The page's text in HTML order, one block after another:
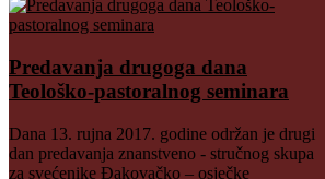
Predavanja drugoga dana
Teološko-pastoralnog seminara
Dana 13. rujna 2017. godine održan je drugi
dan predavanja znanstveno - stručnog skupa
za svećenike Đakovačko – osječke